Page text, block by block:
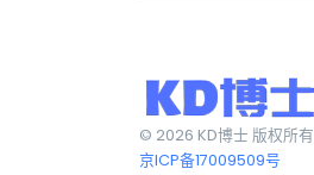
© 2026 KD博士 版权所有
京ICP备17009509号